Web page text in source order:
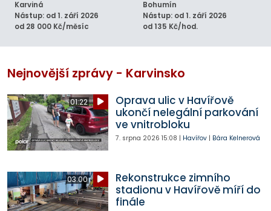
Karviná
Nástup: od 1. září 2026
od 28 000 Kč/měsíc
Bohumín
Nástup: od 1. září 2026
od 135 Kč/hod.
Nejnovější zprávy - Karvinsko
01:22
Oprava ulic v Havířově
ukončí nelegální parkování
ve vnitrobloku
7. srpna 2026 15:08 | Havířov| Bára Kelnerová
03:00
Rekonstrukce zimního
stadionu v Havířově míří do
finále